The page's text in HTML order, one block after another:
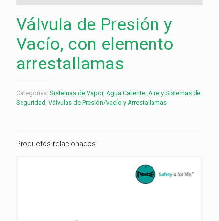
Válvula de Presión y
Vacío, con elemento
arrestallamas
Categorías: Sistemas de Vapor, Agua Caliente, Aire y Sistemas de
Seguridad , Válvulas de Presión/Vacío y Arrestallamas
Productos relacionados